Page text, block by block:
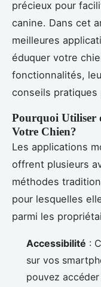
précieux pour
canine. Dans cet
meilleures
éduquer votre
fonctionnalités,
conseils
Pourquoi Utiliser
Votre Chien?
Les applications
offrent plusieurs
méthodes
pour lesquelles
parmi les
Accessibilité :
sur vos
pouvez